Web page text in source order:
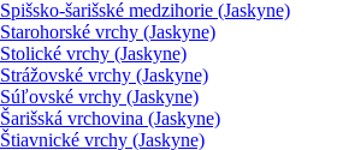
Spišsko-šarišské medzihorie (Jaskyne)
Starohorské vrchy (Jaskyne)
Stolické vrchy (Jaskyne)
Strážovské vrchy (Jaskyne)
Súľovské vrchy (Jaskyne)
Šarišská vrchovina (Jaskyne)
Štiavnické vrchy (Jaskyne)